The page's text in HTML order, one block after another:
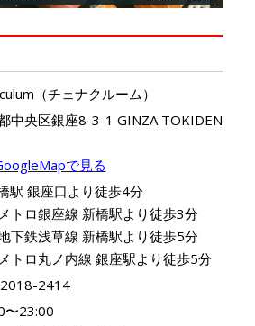
（チェナクルーム）
中央区銀座8-3-1 GINZA TOKIDEN
で見る
駅 銀座口より徒歩4分
トロ銀座線 新橋駅より徒歩3分
下鉄浅草線 新橋駅より徒歩5分
トロ丸ノ内線 銀座駅より徒歩5分
2414
〜23:00